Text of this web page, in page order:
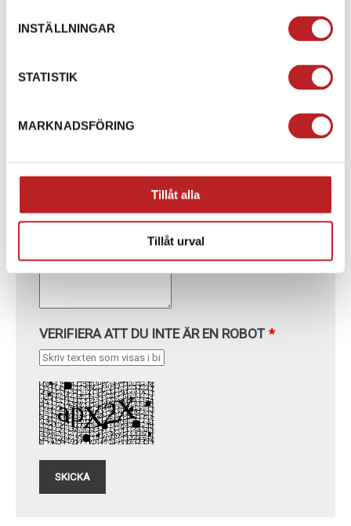
INSTÄLLNINGAR
STATISTIK
MARKNADSFÖRING
Tillåt alla
Tillåt urval
MODELL
REGISTRERINGSNUMMER
(Gäller det tex vattenskoter eller annat oregistrerat
fordon så ange chassinummer istället)
BESKRIV VAD DU VILL HA HJÄLP MED I
VERIFIERA ATT DU INTE ÄR EN ROBOT *